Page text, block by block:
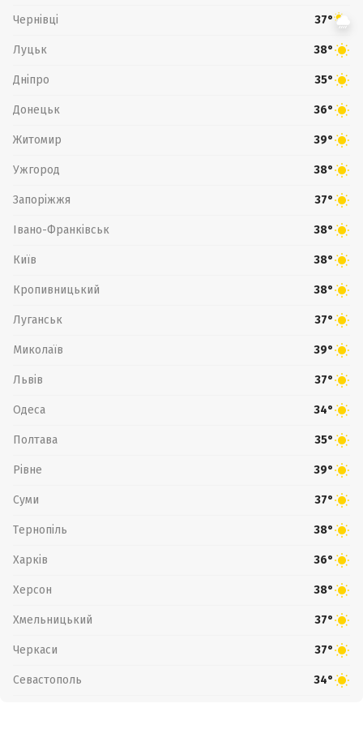
Чернівці 37°
Луцьк 38°
Дніпро 35°
Донецьк 36°
Житомир 39°
Ужгород 38°
Запоріжжя 37°
Івано-Франківськ 38°
Київ 38°
Кропивницький 38°
Луганськ 37°
Миколаїв 39°
Львів 37°
Одеса 34°
Полтава 35°
Рівне 39°
Суми 37°
Тернопіль 38°
Харків 36°
Херсон 38°
Хмельницький 37°
Черкаси 37°
Севастополь 34°